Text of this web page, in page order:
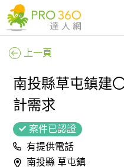
上一頁
南投縣草屯鎮建
計需求
案件已認證
有提供電話
南投縣 草屯鎮